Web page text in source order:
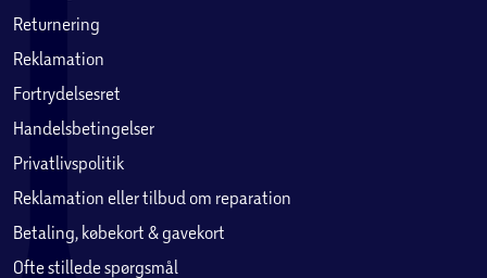
Returnering
Reklamation
Fortrydelsesret
Handelsbetingelser
Privatlivspolitik
Reklamation eller tilbud om reparation
Betaling, købekort & gavekort
Ofte stillede spørgsmål